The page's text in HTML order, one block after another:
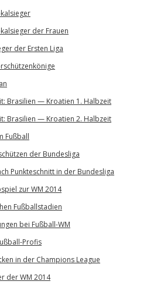
der Frauen
der Ersten Liga
Brasilien — Kroatien 1. Halbzeit
Brasilien — Kroatien 2. Halbzeit
Fußball
der Bundesliga
Punkteschnitt in der Bundesliga
zur WM 2014
Fußballstadien
bei Fußball-WM
Profis
in der Champions League
der WM 2014